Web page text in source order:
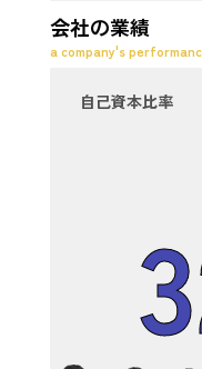
会社の業績
a company's
自己資本比率